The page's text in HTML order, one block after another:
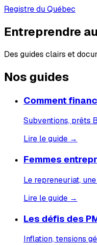
Registre du Québec
Entreprendre
Des guides clairs et
Nos guides
Comment
Subventions, prêts
Lire le guide →
Femmes
Le repreneuriat,
Lire le guide →
Les défis des
Inflation, tensions